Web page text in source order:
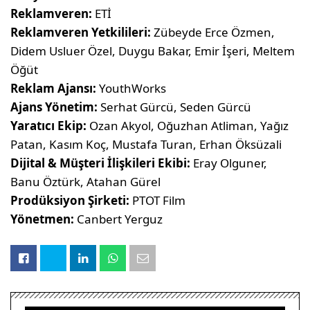
Reklamveren: ETİ
Reklamveren Yetkilileri:Zübeyde Erce Özmen,
Didem Usluer Özel, Duygu Bakar, Emir İşeri, Meltem
Öğüt
Reklam Ajansı:YouthWorks
Ajans Yönetim:Serhat Gürcü, Seden Gürcü
Yaratıcı Ekip: Ozan Akyol, Oğuzhan Atliman, Yağız
Patan, Kasım Koç, Mustafa Turan, Erhan Öksüzali
Dijital & Müşteri İlişkileri Ekibi: Eray Olguner,
Banu Öztürk, Atahan Gürel
Prodüksiyon Şirketi: PTOT Film
Yönetmen: Canbert Yerguz